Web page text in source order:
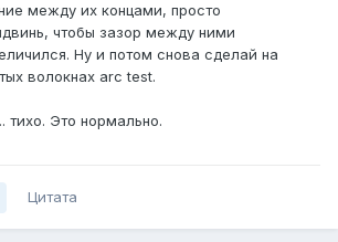
между их концами, просто
чтобы зазор между ними
Ну и потом снова сделай на
волокнах arc test.
тихо. Это нормально.
Цитата